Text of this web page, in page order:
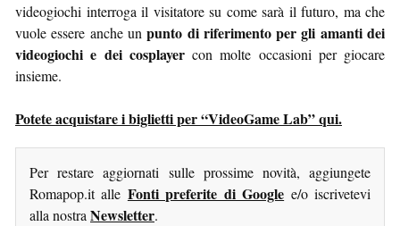
videogiochi interroga il visitatore su come sarà il futuro, ma che
vuole essere anche unpunto di riferimento per gli amanti dei
videogiochi e dei cosplayercon molte occasioni per giocare
insieme.
Potete acquistare i biglietti per “VideoGame Lab” qui.
Per restare aggiornati sulle prossime novità, aggiungete
Romapop.it alle Fonti preferite di Google e/o iscrivetevi
alla nostra Newsletter.